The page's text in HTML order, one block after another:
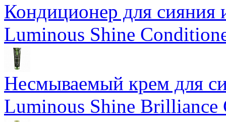
Кондиционер для сияния
Luminous Shine
Несмываемый крем для
Luminous Shine Brilliance